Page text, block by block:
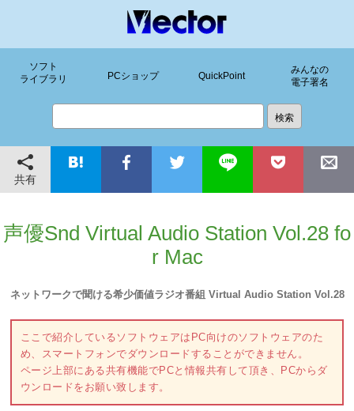
ソフト
ライブラリ
PCショップ QuickPoint
みんなの
電子署名
共有
声優Snd Virtual Audio Station Vol.28 fo
r Mac
ネットワークで聞ける希少価値ラジオ番組 Virtual Audio Station Vol.28
ここで紹介しているソフトウェアはPC向けのソフトウェアのた
め、スマートフォンでダウンロードすることができません。
ページ上部にある共有機能でPCと情報共有して頂き、PCからダ
ウンロードをお願い致します。